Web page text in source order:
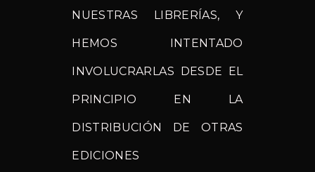
NUESTRAS LIBRERÍAS, Y
HEMOS INTENTADO
INVOLUCRARLAS DESDE EL
PRINCIPIO EN LA
DISTRIBUCIÓN DE OTRAS
EDICIONES